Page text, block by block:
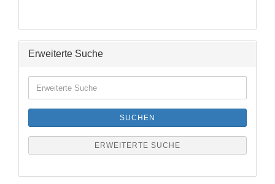
Erweiterte Suche
Suche
SUCHEN
ERWEITERTE SUCHE